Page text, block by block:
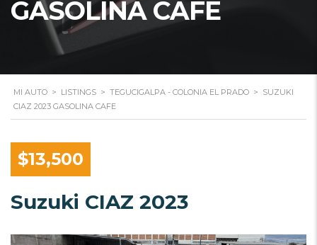
GASOLINA CAFE
MI AUTO > LISTINGS > TEGUCIGALPA - COLONIA EL PRADO > SUZUKI
CIAZ 2023 GASOLINA CAFE
$13,500
Suzuki CIAZ 2023